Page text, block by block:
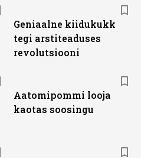
Geniaalne kiidukukk
tegi arstiteaduses
revolutsiooni
Aatomipommi looja
kaotas soosingu